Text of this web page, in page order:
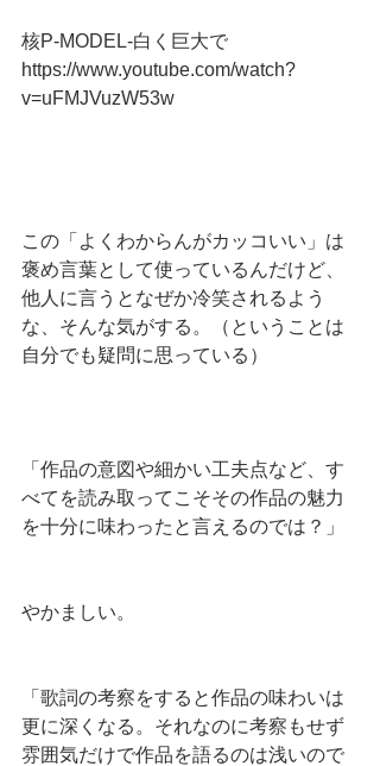
核P-MODEL-白く巨大で
https://www.youtube.com/watch?
v=uFMJVuzW53w
この「よくわからんがカッコいい」は
褒め言葉として使っているんだけど、
他人に言うとなぜか冷笑されるよう
な、そんな気がする。（ということは
自分でも疑問に思っている）
「作品の意図や細かい工夫点など、す
べてを読み取ってこそその作品の魅力
を十分に味わったと言えるのでは？」
やかましい。
「歌詞の考察をすると作品の味わいは
更に深くなる。それなのに考察もせず
雰囲気だけで作品を語るのは浅いので